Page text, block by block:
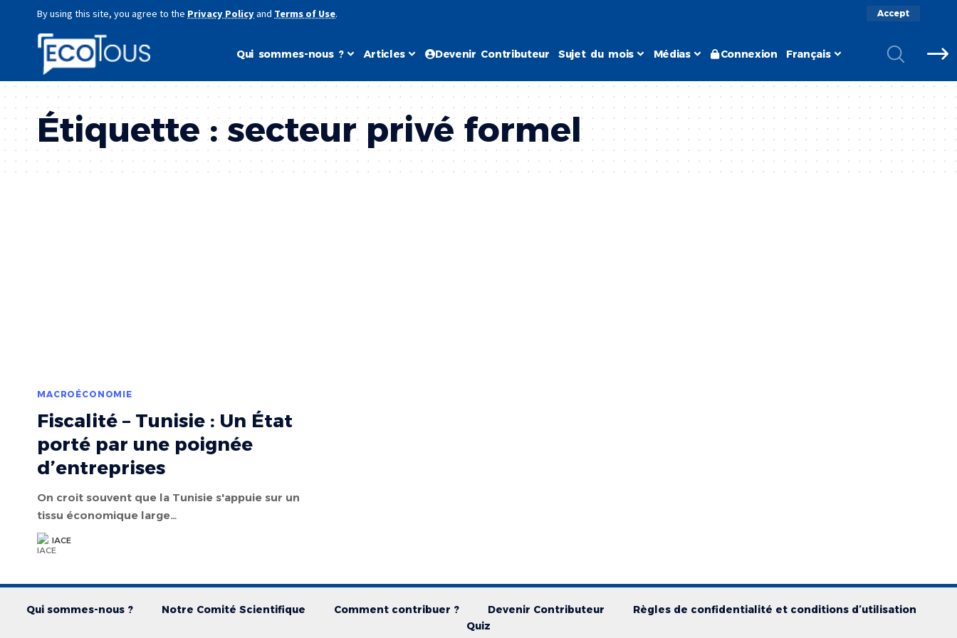
By using this site, you agree to the Privacy Policyand Terms of Use. Accept
Qui sommes-nous ? Articles Devenir Contributeur Sujet du mois Médias Connexion Français
Étiquette : secteur privé formel
MACROÉCONOMIE
Fiscalité – Tunisie : Un État
porté par une poignée
d’entreprises
On croit souvent que la Tunisie s'appuie sur un
tissu économique large…
IACE
Qui sommes-nous ? Notre Comité Scientifique Comment contribuer ? Devenir Contributeur
Règles de confidentialité et conditions d’utilisation
Quiz